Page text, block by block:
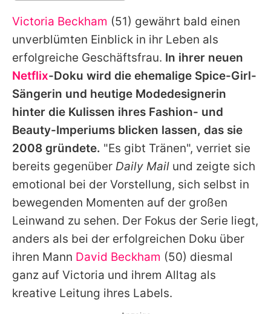
Alle Themen auf Promiflash
Jobs
App runterladen
Team
Redaktionelle Richtlinien
Impressum
Datenschutzerklärung
Nutzungsbedingungen
Utiq verwalten
Victoria Beckham (51) gewährt bald einen
unverblümten Einblick in ihr Leben als
erfolgreiche Geschäftsfrau. In ihrer neuen
Netflix-Doku wird die ehemalige Spice-Girl-
Sängerin und heutige Modedesignerin
hinter die Kulissen ihres Fashion- und
Beauty-Imperiums blicken lassen, das sie
2008 gründete. "Es gibt Tränen", verriet sie
bereits gegenüber Daily Mail und zeigte sich
emotional bei der Vorstellung, sich selbst in
bewegenden Momenten auf der großen
Leinwand zu sehen. Der Fokus der Serie liegt,
anders als bei der erfolgreichen Doku über
ihren Mann David Beckham (50) diesmal
ganz auf Victoria und ihrem Alltag als
kreative Leitung ihres Labels.